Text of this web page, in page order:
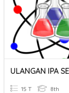
ULANGAN IPA
15 T 8th